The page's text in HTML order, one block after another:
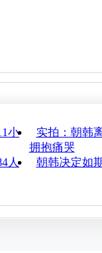
小
实拍：朝韩
拥抱痛哭
人
朝韩决定如